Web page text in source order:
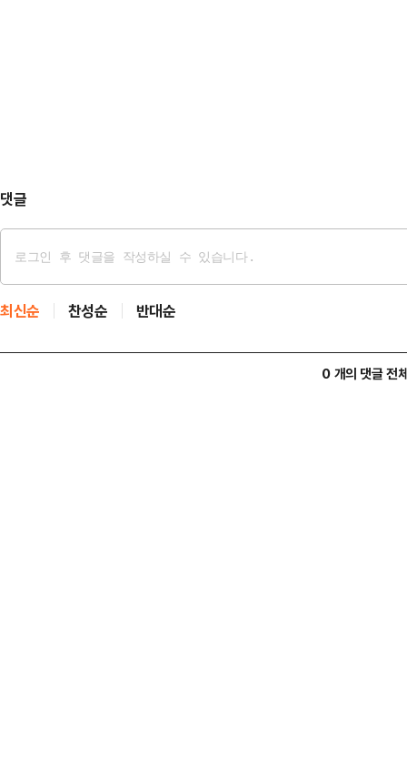
댓글
최신순 찬성순 반대순
0 개의 댓글 전